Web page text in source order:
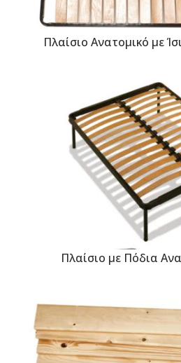
Πλαίσιο Ανατομικό με
Πλαίσιο με Πόδια